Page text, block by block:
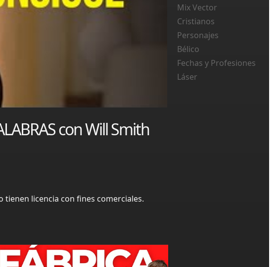
con Will Smith
licencia con fines comerciales.
Mix Vector
Cristianos
Personajes
Bélico
Fechas y Profesiones
Láser